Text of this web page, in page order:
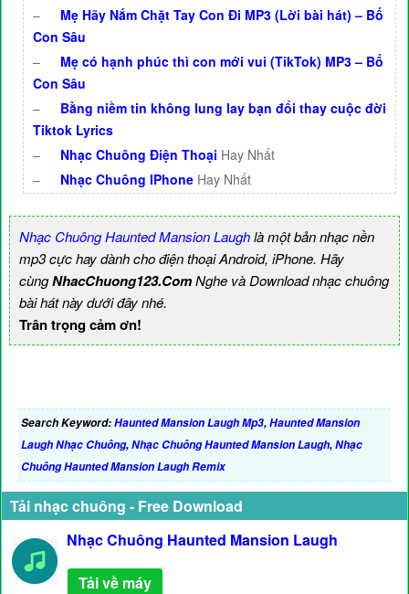
–
Mẹ Hãy Nắm Chặt Tay Con Đi MP3 (Lời bài hát) – Bố
Con Sâu
–
Mẹ có hạnh phúc thì con mới vui (TikTok) MP3 – Bố
Con Sâu
–
Bằng niềm tin không lung lay bạn đổi thay cuộc đời
Tiktok Lyrics
–
Nhạc Chuông Điện Thoại Hay Nhất
–
Nhạc Chuông IPhone Hay Nhất
Nhạc Chuông Haunted Mansion Laughlà một bản nhạc nền
mp3 cực hay dành cho điện thoại Android, iPhone. Hãy
cùngNhacChuong123.ComNghe và Download nhạc chuông
bài hát này dưới đây nhé.
Trân trọng cảm ơn!
Search Keyword:Haunted Mansion Laugh Mp3,Haunted Mansion
Laugh Nhạc Chuông,Nhạc Chuông Haunted Mansion Laugh,Nhạc
Chuông Haunted Mansion Laugh Remix
Tải nhạc chuông - Free Download
Nhạc Chuông Haunted Mansion Laugh
Tải về máy